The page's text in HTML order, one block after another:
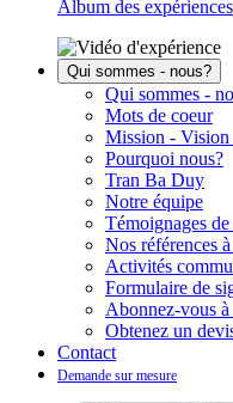
Album des expériences
Qui sommes - nous?
Qui sommes -
Mots de coeur
Mission - Vision
Pourquoi nous?
Tran Ba Duy
Notre équipe
Témoignages
Nos références
Activités
Formulaire de
Abonnez-vous
Obtenez un
Contact
Demande sur mesure